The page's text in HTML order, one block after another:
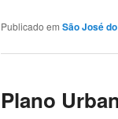
Publicado em São José
Plano